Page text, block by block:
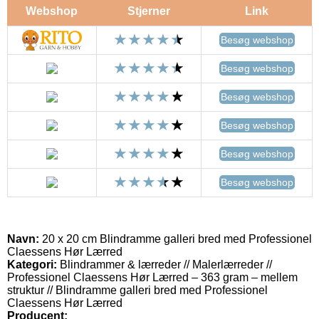
Webshop Stjerner Link
Besøg webshop
Besøg webshop
Besøg webshop
Besøg webshop
Besøg webshop
Besøg webshop
Navn: 20 x 20 cm Blindramme galleri bred med Professionel
Claessens Hør Lærred
Kategori: Blindrammer & lærreder // Malerlærreder //
Professionel Claessens Hør Lærred – 363 gram – mellem
struktur // Blindramme galleri bred med Professionel
Claessens Hør Lærred
Producent: